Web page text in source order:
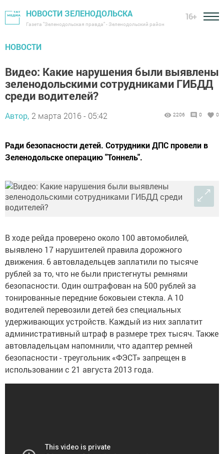
НОВОСТИ ЗЕЛЕНОДОЛЬСКА
Газета "Зеленодольская правда" - Зеленодольский район
16+
НОВОСТИ
Видео: Какие нарушения были выявлены
зеленодольскими сотрудниками ГИБДД
среди водителей?
Автор, 2 марта 2016 - 05:42 2206 0 0
Ради безопасности детей. Сотрудники ДПС провели в
Зеленодольске операцию "Тоннель".
В ходе рейда проверено около 100 автомобилей,
выявлено 17 нарушителей правила дорожного
движения. 6 автовладельцев заплатили по тысяче
рублей за то, что не были пристегнуты ремнями
безопасности. Один оштрафован на 500 рублей за
тонированные передние боковыеи стекла. А 10
водителей перевозили детей без специальных
удерживающих устройств. Каждый из них заплатит
административный штраф в размере трех тысяч. Также
автовладельцам напомнили, что адаптер ремней
безопасности - треугольник «ФЭСТ» запрещен в
использовании с 21 августа 2013 года.